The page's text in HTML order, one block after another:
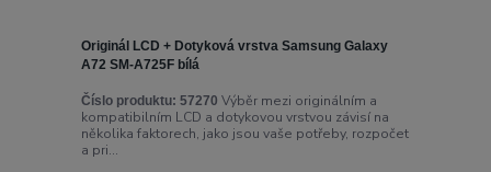
Originál LCD + Dotyková vrstva Samsung Galaxy
A72 SM-A725F bílá
Číslo produktu: 57270 Výběr mezi originálním a
kompatibilním LCD a dotykovou vrstvou závisí na
několika faktorech, jako jsou vaše potřeby, rozpočet
a pri...